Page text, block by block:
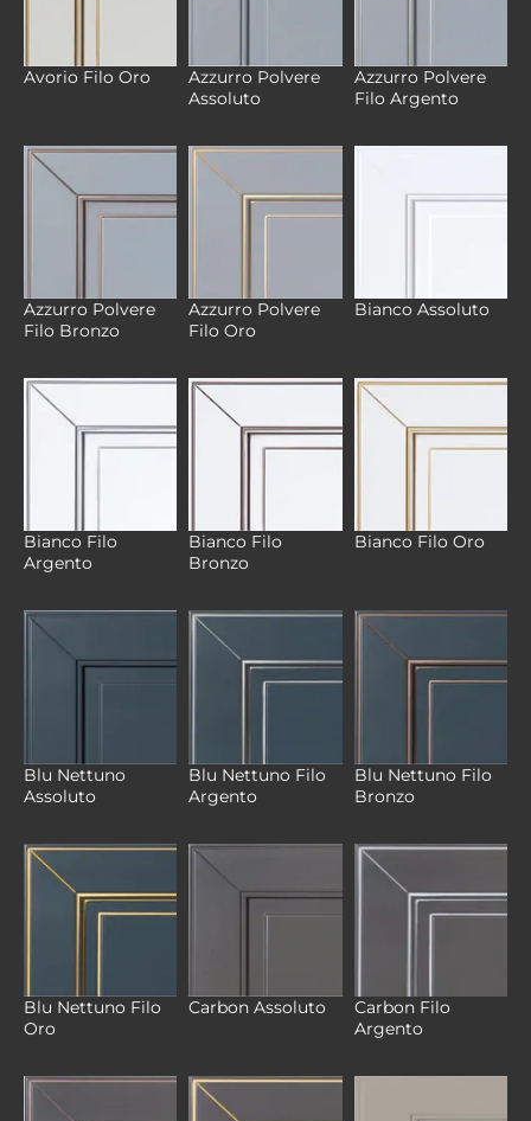
Avorio Filo Oro
Azzurro Polvere
Assoluto
Azzurro Polvere
Filo Argento
Azzurro Polvere
Filo Bronzo
Azzurro Polvere
Filo Oro
Bianco Assoluto
Bianco Filo
Argento
Bianco Filo
Bronzo
Bianco Filo Oro
Blu Nettuno
Assoluto
Blu Nettuno Filo
Argento
Blu Nettuno Filo
Bronzo
Blu Nettuno Filo
Oro
Carbon Assoluto
Carbon Filo
Argento